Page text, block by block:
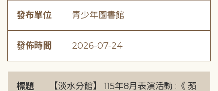
發布單位 青少年圖書館
發佈時間 2026-07-24
標題
【淡水分館】 115年8月表演活動 :《 蘋